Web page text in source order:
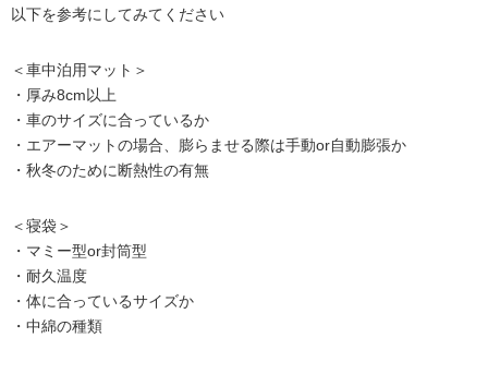
以下を参考にしてみてください
＜車中泊用マット＞
・厚み8cm以上
・車のサイズに合っているか
・エアーマットの場合、膨らませる際は手動or自動膨張か
・秋冬のために断熱性の有無
＜寝袋＞
・マミー型or封筒型
・耐久温度
・体に合っているサイズか
・中綿の種類